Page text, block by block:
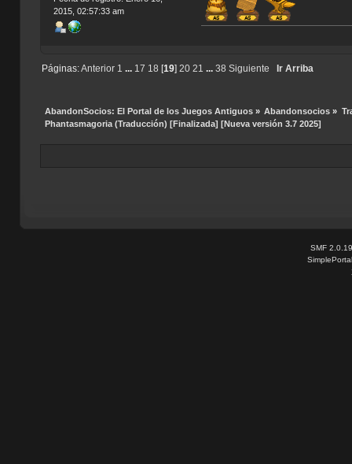
2015, 02:57:33 am
Páginas:Anterior 1 ... 17 18 [19] 20 21 ... 38 Siguiente Ir Arriba
AbandonSocios: El Portal de los Juegos Antiguos» Abandonsocios »
Phantasmagoria (Traducción) [Finalizada] [Nueva versión 3.7 2025]
SMF 2.0.19